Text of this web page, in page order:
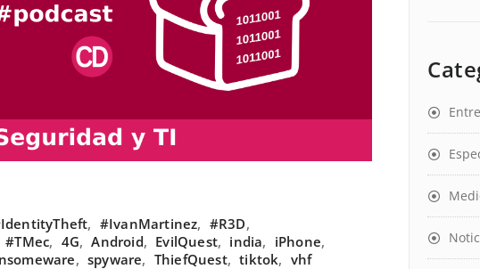
, #IvanMartinez, #R3D,
#TMec, 4G, Android, EvilQuest, india, iPhone,
, spyware, ThiefQuest, tiktok, vhf